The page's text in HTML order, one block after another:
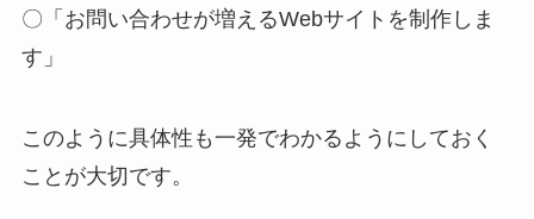
〇「お問い合わせが増えるWebサイトを制作しま
す」
このように具体性も一発でわかるようにしておく
ことが大切です。